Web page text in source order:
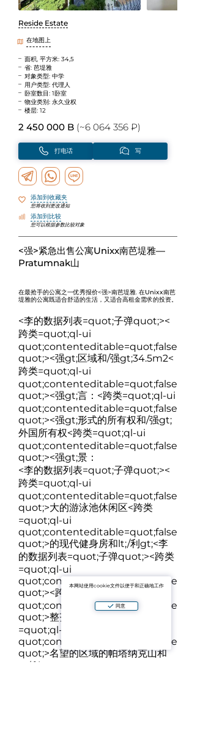
Reside Estate
在地图上
面积, 平方米: 34,5
省: 芭堤雅
对象类型: 中学
用户类型: 代理人
卧室数目: 1卧室
物业类别: 永久业权
楼层: 12
2 450 000 B (~6 064 356 ₽)
打电话 写
添加到收藏夹
您将收到更改通知
添加到比较
您可以根据参数比较对象
<强>紧急出售公寓Unixx南芭堤雅—
Pratumnak山
在最抢手的公寓之一优秀报价<强>南芭堤雅. 在Unixx南芭
堤雅的公寓既适合舒适的生活，又适合高租金需求的投资。
<李的数据列表=quot;子弹quot;><
跨类=quot;ql-ui
quot;contenteditable=quot;false
quot;><强gt;区域和/强gt;34.5m2<
跨类=quot;ql-ui
quot;contenteditable=quot;false
quot;><强gt;言： <跨类=quot;ql-ui
quot;contenteditable=quot;false
quot;><强gt;形式的所有权和/强gt;
外国所有权<跨类=quot;ql-ui
quot;contenteditable=quot;false
quot;><强gt;景：
<李的数据列表=quot;子弹quot;><
跨类=quot;ql-ui
quot;contenteditable=quot;false
quot;>大的游泳池休闲区<跨类
=quot;ql-ui
quot;contenteditable=quot;false
quot;>的现代健身房和lt;/利gt;<李
的数据列表=quot;子弹quot;><跨类
=quot;ql-ui
quot;contenteditable=quot;false
quot;><跨类=quot;ql-ui
quot;contenteditable=quot;false
quot;>整齐干净的绿色区域
=quot;ql-ui
quot;contenteditable=quot;false
quot;>名望的区域的帕塔纳克山和
lt;/利gt;
本网站使用cookie文件以便于和正确地工作
同意